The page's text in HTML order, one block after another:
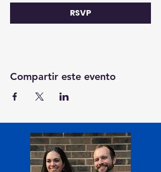
RSVP
Compartir este evento